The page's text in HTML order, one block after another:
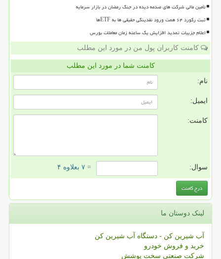
تأمین مالی شرکت های صدمه دیده در جنگ رمضان در بازار سرمایه
ثبت رکورد ۶۴ همت ورود نقدینگی حقیقی ها به ETFها
اعلام جزییات تمدید افزایش یک ساعته زمان معاملات بورس
کامنت کاربران پول من در مورد این مطلب
کامنت شما در مورد این مطلب
نام:
ایمیل:
کامنت:
سوال: = ۷ بعلاوه ۴
لینک دوستان ما
آب شیرین کن - دستگاه آب شیرین کن
خرید و فروش خودرو
شرکت صنعتی سخت پوشش